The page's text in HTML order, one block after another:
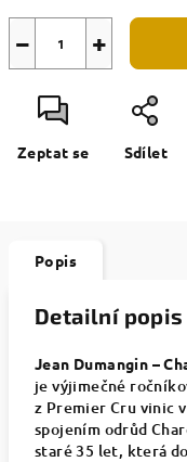
+
−
Zeptat se Sdílet
Popis
Detailní
Jean Dumangin –
je výjimečné
z Premier Cru vinic
spojením odrůd
staré 35 let, která